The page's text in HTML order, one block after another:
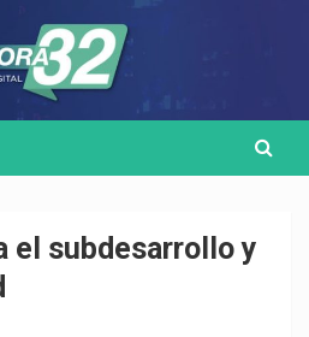
el subdesarrollo y